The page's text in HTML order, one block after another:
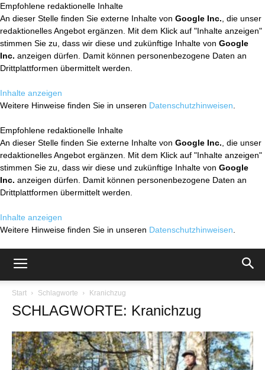
Empfohlene redaktionelle Inhalte
An dieser Stelle finden Sie externe Inhalte von Google Inc. , die unser
redaktionelles Angebot ergänzen. Mit dem Klick auf "Inhalte anzeigen"
stimmen Sie zu, dass wir diese und zukünftige Inhalte von Google
Inc. anzeigen dürfen. Damit können personenbezogene Daten an
Drittplattformen übermittelt werden.
Inhalte anzeigen
Weitere Hinweise finden Sie in unseren Datenschutzhinweisen
Empfohlene redaktionelle Inhalte
An dieser Stelle finden Sie externe Inhalte von Google Inc. , die unser
redaktionelles Angebot ergänzen. Mit dem Klick auf "Inhalte anzeigen"
stimmen Sie zu, dass wir diese und zukünftige Inhalte von Google
Inc. anzeigen dürfen. Damit können personenbezogene Daten an
Drittplattformen übermittelt werden.
Inhalte anzeigen
Weitere Hinweise finden Sie in unseren Datenschutzhinweisen
Start Schlagworte Kranichzug
SCHLAGWORTE: Kranichzug